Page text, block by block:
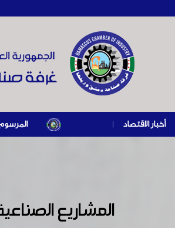
أخبار الاقتصاد | المرسوم الرئاسي رقم /69/ لعام 2026 .. دعم ضريبي للمنشآت المتضررة في إطار مسار التعافي الاقتصادي
المشاريع